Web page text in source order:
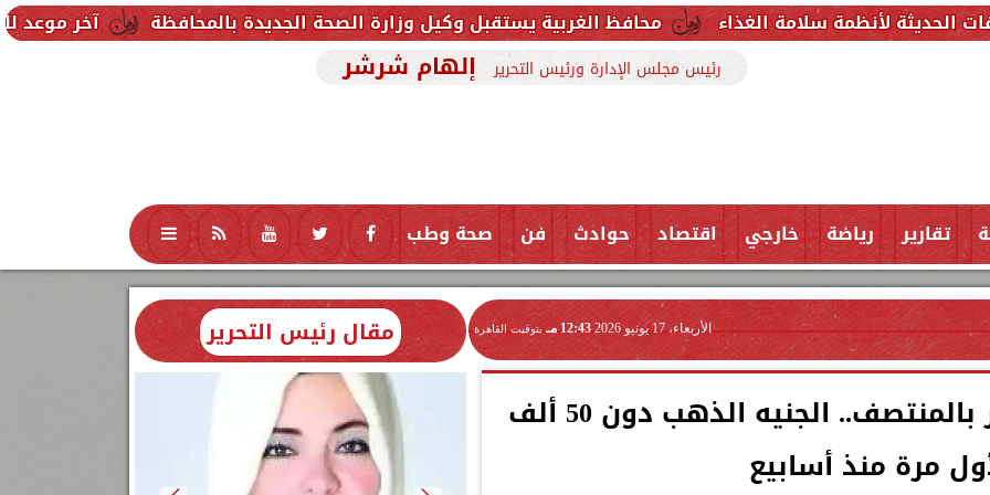
آخر موعد للتقديم في مدارس STEM 2026.. التعليم تحدد موعد اختبارات القبول محافظ الغربية يستقبل وكيل وزارة الصحة الجديدة بالمحافظة سلامة الغذاء
رئيس مجلس الإدارة ورئيس التحرير إلهام شرشر
تقارير رياضة خارجي اقتصاد حوادث فن صحة وطب تكنولوجيا منوعات محافظات
الأربعاء، 17 يونيو 2026 12:43 مـ بتوقيت القاهرة
هبوط سعر الذهب مستمر بالمنتصف.. الجنيه الذهب دون 50 ألف
مرة منذ أسابيع
مقال رئيس التحرير